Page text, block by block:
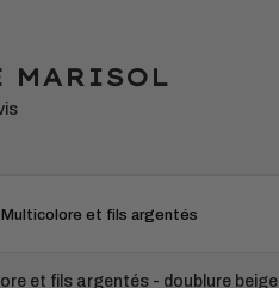
MARISOL
Multicolore et fils argentés
et fils argentés - doublure beige